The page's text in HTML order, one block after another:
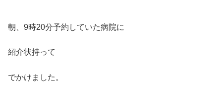
朝、9時20分予約していた病院に
紹介状持って
でかけました。